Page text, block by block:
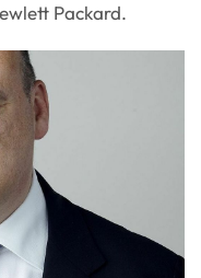
Packard.